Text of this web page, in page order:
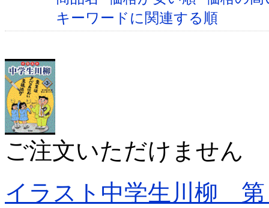
キーワードに関連する順
ご注文いただけません
イラスト中学生川柳 第